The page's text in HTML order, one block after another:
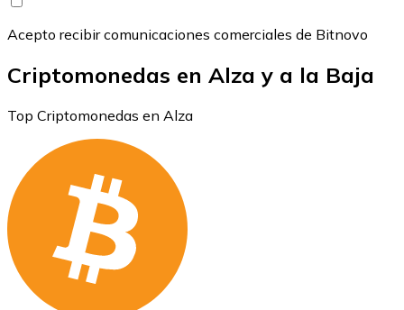
Acepto recibir comunicaciones comerciales de Bitnovo
Criptomonedas en Alza y a la Baja
Top Criptomonedas en Alza